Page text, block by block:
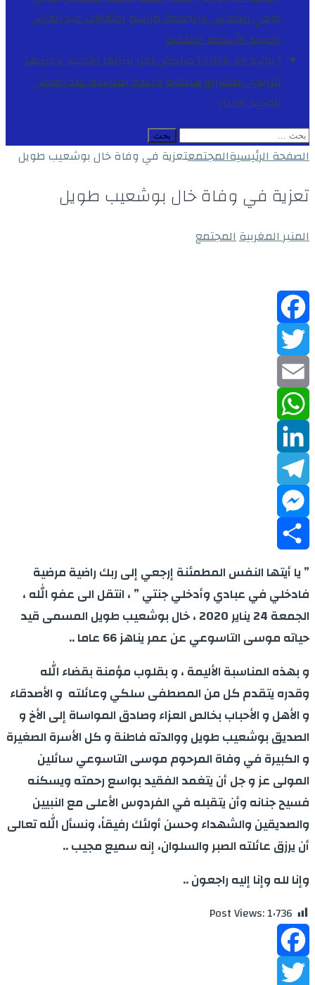
يومي الخميس والجمعة مراسم احتفالات عيد العرش
المجيدالأنشطة الملكية
[ يوليو 29, 2026 ]
مراكش تعزز بنياتها التحتية وعرضها
التربوي بمشاريع هيكلية واعدة بمناسبة عيد العرش
المجيدالاخبار
البحث
عن:
الصفحة الرئيسيةالمجتمعتعزية في وفاة خال بوشعيب طويل
تعزية في وفاة خال بوشعيب طويل
المنبر المغربيةالمجتمع
Facebook
Twitter
Email
WhatsApp
LinkedIn
Telegram
Messenger
Share
” يا أيتها النفس المطمئنة إرجعي إلى ربك راضية مرضية
فادخلي في عبادي وأدخلي جنتي ” ، انتقل الى عفو الله ،
الجمعة 24 يناير 2020 ، خال بوشعيب طويل المسمى قيد
حياته موسى التاسوعي عن عمر يناهز 66 عاما ..
و بهذه المناسبة الأليمة ، و بقلوب مؤمنة بقضاء الله
وقدره يتقدم كل من المصطفى سلكي وعائلته و الأصدقاء
و الأهل و الأحباب بخالص العزاء وصادق المواساة إلى الأخ و
الصديق بوشعيب طويل ووالدته فاطنة و كل الأسرة الصغيرة
و الكبيرة في وفاة المرحوم موسى التاسوعي سائلين
المولى عز و جل أن يتغمد الفقيد بواسع رحمته ويسكنه
فسيح جنانه وأن يتقبله في الفردوس الأعلى مع النبيين
والصديقين والشهداء وحسن أولئك رفيقاً، ونسأل الله تعالى
أن يرزق عائلته الصبر والسلوان، إنه سميع مجيب ..
وإنا لله وإنا إليه راجعون ..
Post Views:1٬736
Facebook